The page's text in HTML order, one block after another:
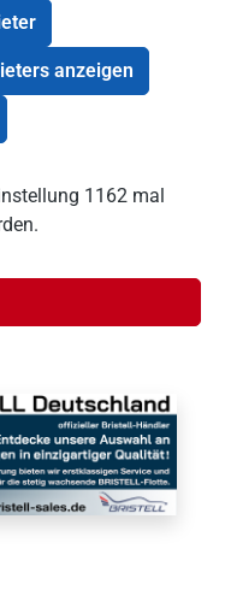
anzeigen
1162 mal